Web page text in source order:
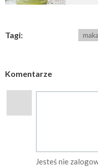
Tagi:
Komentarze
Jesteś nie